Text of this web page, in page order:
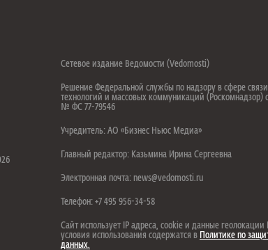
Сетевое издание Ведомости (Vedomosti)
Решение Федеральной службы по надзору в сфере
технологий и массовых коммуникаций (Роскомнадзор)
№ ФС 77-79546
Учредитель: АО «Бизнес Ньюс Медиа»
Главный редактор: Казьмина Ирина Сергеевна
Электронная почта: news@vedomosti.ru
Телефон: +7 495 956-34-58
Сайт использует IP адреса, cookie и данные геолокации
условия использования содержатся в Политике по
данных.